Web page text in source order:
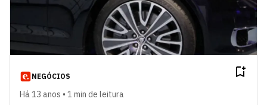
NEGÓCIOS
Há 13 anos • 1 min de leitura